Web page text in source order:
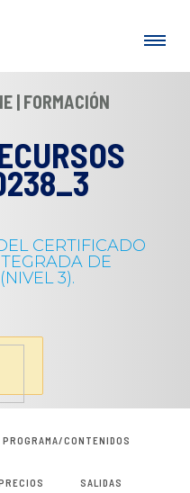
| FORMACIÓN
CERTIFICADO
DE
3).
PROGRAMA/CONTENIDOS
SALIDAS